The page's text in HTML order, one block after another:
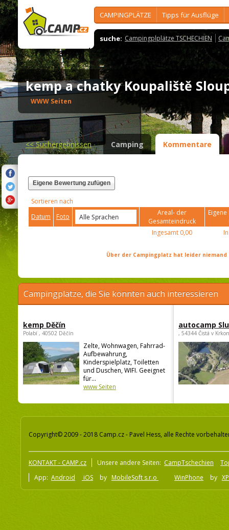
CAMPINGPLÄTZE Tipps für Ausflüge
suche: Campingplplätze TSCHECHIEN
kemp a chatky Koupaliště
WWW Seiten
<<Suchergebnissen Camping Kommentare
Eigene Bewertung zufügen
Sortieren nach
Datum
Foto
Areal- der
Gesamteindruck
Ingesamt 0,00
Über der Campingplatz hat leider
Campingplätze, die Sie könnten auch interessieren
kemp Děčín
Polabí , 40502 Děčín
Zelte, Wohnwagen, Fahrrad-
Aufbewahrung,
Kinderspielplatz, Toiletten
und Duschen, WIFI. Geeignet
für...
www Seiten
autocamp
, 54344 Čistá v
Copyright© 2009 - 2018 Camp.cz - Pavel Hess, alle Rechte
KONTAKT - CAMP.cz Unsere andere Seiten: CampTschechien
App: Android iOS by MobileSoft s.r.o WinPhone by